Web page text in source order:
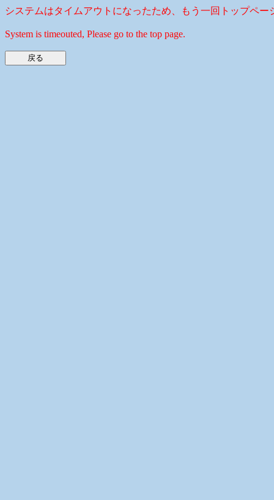
システムはタイムアウトになったため、もう一回トップペー
System is timeouted, Please go to the top page.